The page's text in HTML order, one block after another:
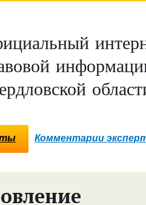
Комментарии